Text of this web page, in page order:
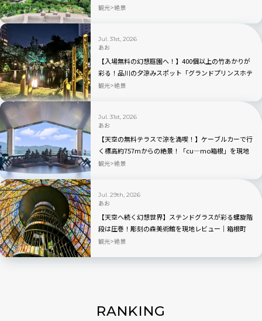
TERRACE」を現地レビュー｜埼玉県
観光 絶景
Jul. 31st, 2026
あお
【入場無料の幻想庭園へ！】400個以上の竹あかりが
彩る！品川の夕涼みスポット「グランドプリンスホテ
ル高輪」を現地レビュー
観光 絶景
Jul. 31st, 2026
あお
【天空の無料テラスで涼を満喫！】ケーブルカーで行
く標高約757mからの絶景！「cu―mo箱根」を現地
レビュー
観光 絶景
Jul. 29th, 2026
あお
【天空へ続く幻想世界】ステンドグラスが彩る螺旋階
段は圧巻！彫刻の森美術館を現地レビュー｜箱根町
観光 絶景
RANKING